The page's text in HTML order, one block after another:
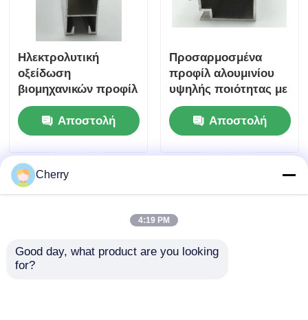
Ηλεκτρολυτική
οξείδωση
βιομηχανικών προφίλ
αλουμινίου με
εξάτμιση CNC ̇
Προσαρμοσμένες
πόρτες και
παράθυρα σειράς
6000, που
υπηρεσίες κοπής και
Αποστολή
ερώτησης
Προσαρμοσμένα
προφίλ αλουμινίου
υψηλής ποιότητας με
εξαιρετική
επεξεργασία
επιφάνειας.
Επαγγελματική
εξώθηση.
Αποστολή
ερώτησης
Cherry
4:19 PM
Good day, what product are you looking
for?